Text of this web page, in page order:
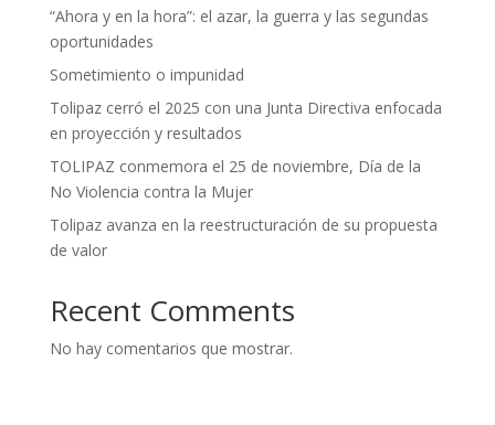
“Ahora y en la hora”: el azar, la guerra y las segundas
oportunidades
Sometimiento o impunidad
Tolipaz cerró el 2025 con una Junta Directiva enfocada
en proyección y resultados
TOLIPAZ conmemora el 25 de noviembre, Día de la
No Violencia contra la Mujer
Tolipaz avanza en la reestructuración de su propuesta
de valor
Recent Comments
No hay comentarios que mostrar.